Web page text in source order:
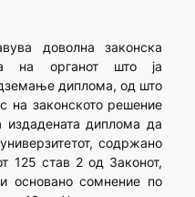
доволна законска
на органот што ја
диплома, од што
на законското решение
издадената диплома да
содржано
125 став 2 од Законот,
основано сомнение по